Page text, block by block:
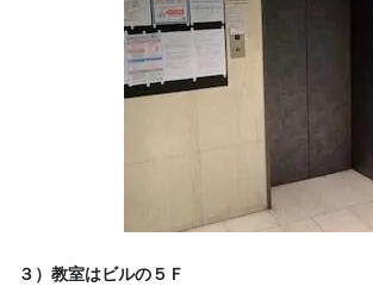
３）教室はビルの５Ｆ